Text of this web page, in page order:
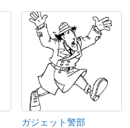
ガジェット警部